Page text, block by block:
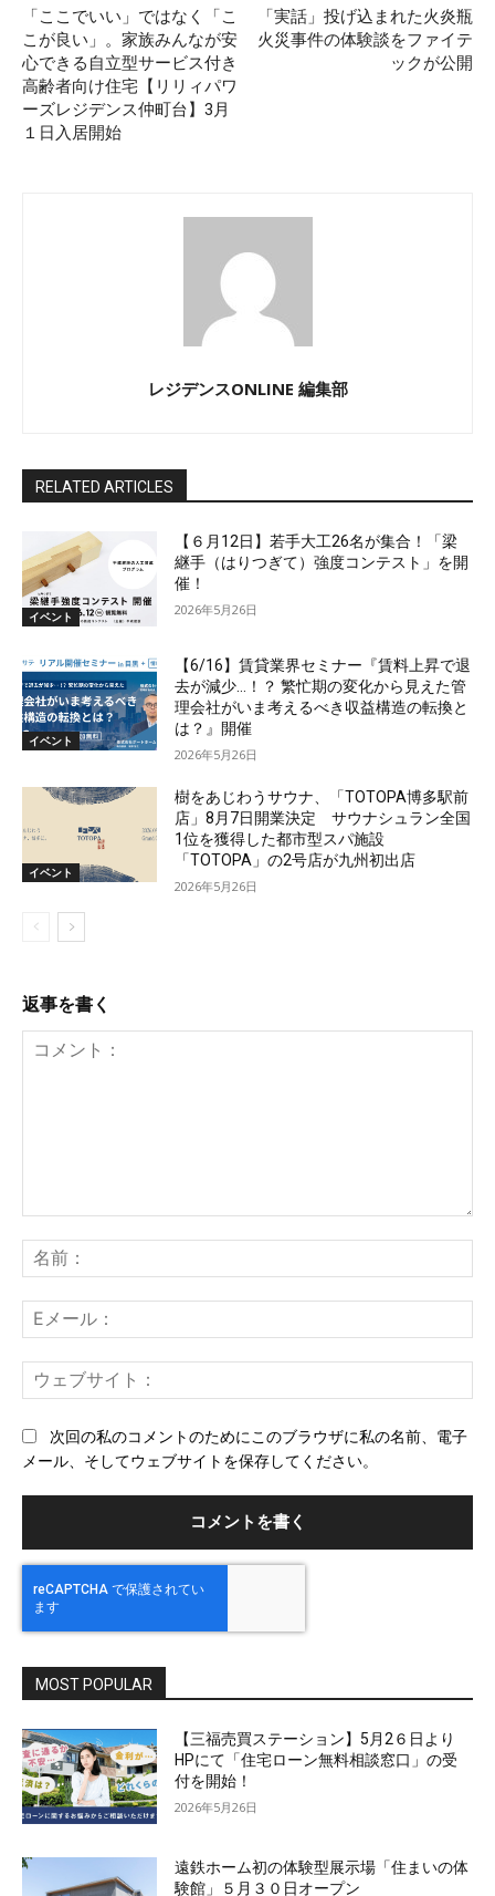
「ここでいい」ではなく「こ
こが良い」。家族みんなが安
心できる⾃⽴型サービス付き
⾼齢者向け住宅【リリィパワ
ーズレジデンス仲町台】3⽉
１⽇⼊居開始
「実話」投げ込まれた火炎瓶
火災事件の体験談をファイテ
ックが公開
レジデンスONLINE 編集部
RELATED ARTICLES
イベント
【６月12日】若手大工26名が集合！「梁
継手（はりつぎて）強度コンテスト」を開
催！
2026年5月26日
イベント
【6/16】賃貸業界セミナー『賃料上昇で退
去が減少…！？ 繁忙期の変化から見えた管
理会社がいま考えるべき収益構造の転換と
は？』開催
2026年5月26日
イベント
樹をあじわうサウナ、「TOTOPA博多駅前
店」8月7日開業決定 サウナシュラン全国
1位を獲得した都市型スパ施設
「TOTOPA」の2号店が九州初出店
2026年5月26日
返事を書く
ン
ト：
前
メ
ー
ェ
次回の私のコメントのためにこのブラウザに私の名前、電子
メール、そしてウェブサイトを保存してください。
MOST POPULAR
【三福売買ステーション】5月2６日より
HPにて「住宅ローン無料相談窓口」の受
付を開始！
2026年5月26日
遠鉄ホーム初の体験型展示場「住まいの体
験館」５月３０日オープン